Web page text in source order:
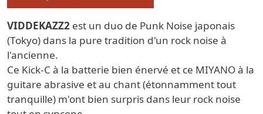
VIDDEKAZZ2 est un duo de Punk Noise japonais
(Tokyo) dans la pure tradition d'un rock noise à
l'ancienne.
Ce Kick-C à la batterie bien énervé et ce MIYANO à la
guitare abrasive et au chant (étonnamment tout
tranquille) m'ont bien surpris dans leur rock noise